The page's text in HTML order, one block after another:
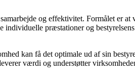
og effektivitet. Formålet er
præstationer og
kan få det optimale ud af sin
værdi og understøtter